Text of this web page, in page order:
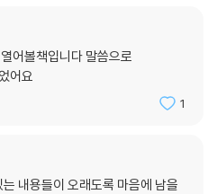
어볼책입니다 말씀으로
어요
1
내용들이 오래도록 마음에 남을